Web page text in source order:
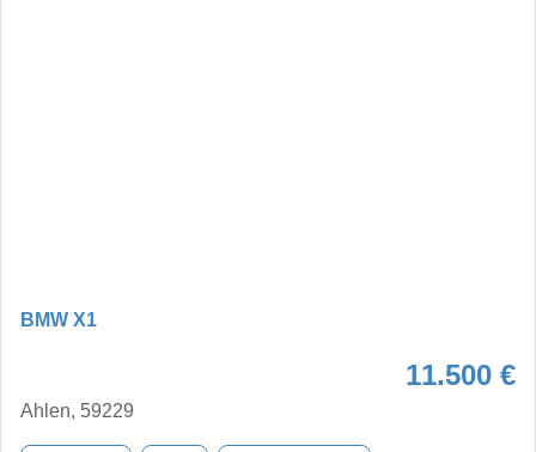
BMW X1
11.500 €
Ahlen, 59229